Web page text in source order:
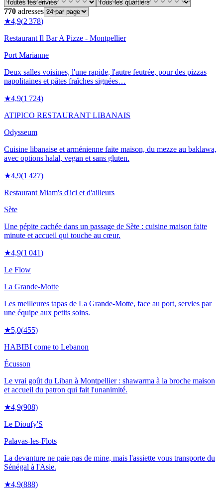
770 adresses
★4,9(2 378)
Restaurant Il Bar A Pizze - Montpellier
Port Marianne
Deux salles voisines, l'une rapide, l'autre feutrée, pour des pizzas
napolitaines et pâtes fraîches signées…
★4,9(1 724)
ATIPICO RESTAURANT LIBANAIS
Odysseum
Cuisine libanaise et arménienne faite maison, du mezze au baklawa,
avec options halal, vegan et sans gluten.
★4,9(1 427)
Restaurant Miam's d'ici et d'ailleurs
Sète
Une pépite cachée dans un passage de Sète : cuisine maison faite
minute et accueil qui touche au cœur.
★4,9(1 041)
Le Flow
La Grande-Motte
Les meilleures tapas de La Grande-Motte, face au port, servies par
une équipe aux petits soins.
★5,0(455)
HABIBI come to Lebanon
Écusson
Le vrai goût du Liban à Montpellier : shawarma à la broche maison
et accueil du patron qui fait l'unanimité.
★4,9(908)
Le Dioufy'S
Palavas-les-Flots
La devanture ne paie pas de mine, mais l'assiette vous transporte du
Sénégal à l'Asie.
★4,9(888)